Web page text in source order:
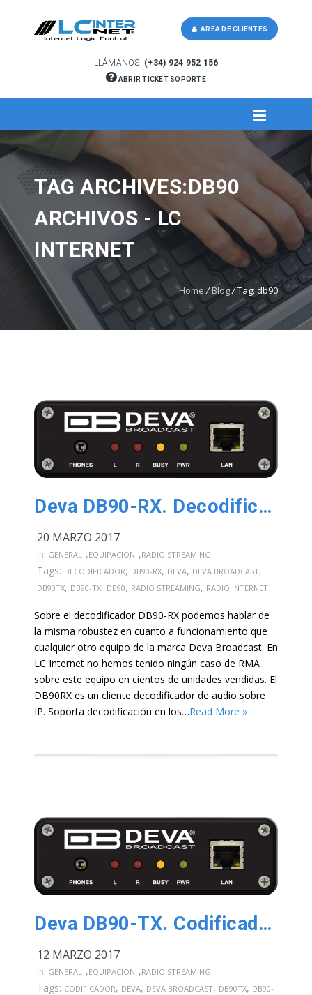
LLÁMANOS: (+34) 924 952 156
ABRIR TICKET SOPORTE
AREA DE CLIENTES
TAG ARCHIVES:DB90
ARCHIVOS - LC
INTERNET
Home /Blog/Tag: db90
Deva DB90-RX. Decodificador de Audio IP
20 MARZO 2017
in: GENERAL ,EQUIPACIÓN ,RADIO STREAMING
Tags: DECODIFICADOR, DB90-RX, DEVA, DEVA BROADCAST,
DB90TX, DB90-TX, DB90, RADIO STREAMING, RADIO INTERNET
Sobre el decodificador DB90-RX podemos hablar de
la misma robustez en cuanto a funcionamiento que
cualquier otro equipo de la marca Deva Broadcast. En
LC Internet no hemos tenido ningún caso de RMA
sobre este equipo en cientos de unidades vendidas. El
DB90RX es un cliente decodificador de audio sobre
IP. Soporta decodificación en los…Read More »
Deva DB90-TX. Codificador de Audio IP
12 MARZO 2017
in: GENERAL ,EQUIPACIÓN ,RADIO STREAMING
Tags: CODIFICADOR, DEVA, DEVA BROADCAST, DB90TX, DB90-